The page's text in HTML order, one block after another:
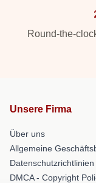
Round-the-
Unsere Firma
Über uns
Allgemeine
Datenschutzrichtlinien
DMCA - Copyright